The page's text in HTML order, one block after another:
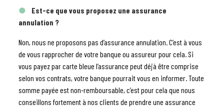
Est-ce que vous proposez une assurance
annulation ?
Non, nous ne proposons pas d’assurance annulation. C’est à vous
de vous rapprocher de votre banque ou assureur pour cela. Si
vous payez par carte bleue l’assurance peut déjà être comprise
selon vos contrats, votre banque pourrait vous en informer. Toute
somme payée est non-remboursable, c’est pour cela que nous
conseillons fortement à nos clients de prendre une assurance